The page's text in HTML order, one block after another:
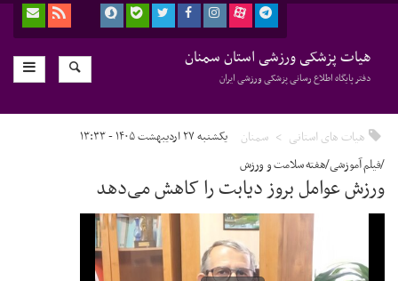
هیات پزشکی ورزشی استان سمنان
دفتر پایگاه اطلاع رسانی پزشکی ورزشی ایران
هیات های استانی سمنان یکشنبه ۲۷ اردیبهشت ۱۴۰۵ - ۱۳:۳۳
/فیلم آموزشی/هفته سلامت و ورزش
ورزش عوامل بروز دیابت را کاهش می‌دهد